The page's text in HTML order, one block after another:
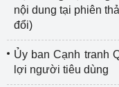
nội dung tại phiên
đổi)
Ủy ban Cạnh tranh
lợi người tiêu dùng